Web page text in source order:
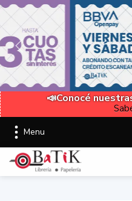
📣Conocé
Menu